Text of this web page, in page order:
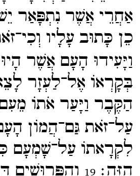
אַחֲרֵי אֲשֶׁר נִתְפָּאַר
כֵן כָּתוּב עָלָיו
וַיָּעִידוּ הָעָם אֲשֶׁר
בְּקָרְאוֹ אֶל־​לַעְזָר
הַקֶּבֶר וַיָּעַר אֹתוֹ
עַל־​זֹאת גַּם־​הֲמוֹן
לִקְרָאתוֹ עַל־​שָׁמְעָם
הַזֶּה׃19 וְהַפְּרוּשִׁים